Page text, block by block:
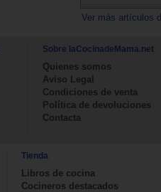
Ver más artículos
Sobre laCocinadeMama.net
Quienes somos
Aviso Legal
Condiciones de venta
Política de devoluciones
Contacta
Tienda
Libros de cocina
Cocineros destacados